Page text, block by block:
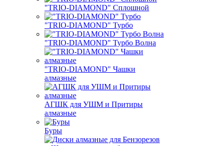
"TRIO-DIAMOND" Сплошной
"TRIO-DIAMOND" Турбо
"TRIO-DIAMOND" Турбо Волна
"TRIO-DIAMOND" Чашки
алмазные
АГШК для УШМ и Притиры
алмазные
Буры